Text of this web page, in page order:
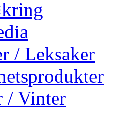
/ Leksaker
/ Vinter